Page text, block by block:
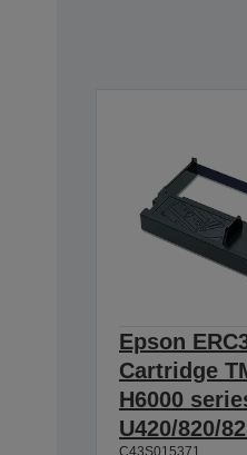
Epson
Cartridge
H6000
U420/820/
C43S015371